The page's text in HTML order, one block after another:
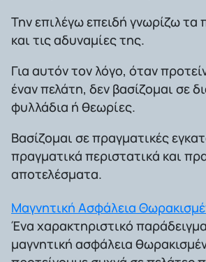
Την επιλέγω επειδή γνωρίζω τα
και τις αδυναμίες της.
Για αυτόν τον λόγο, όταν
έναν πελάτη, δεν βασίζομαι σε
φυλλάδια ή θεωρίες.
Βασίζομαι σε πραγματικές
πραγματικά περιστατικά και
αποτελέσματα.
Μαγνητική Ασφάλεια
Ένα χαρακτηριστικό παράδειγμα
μαγνητική ασφάλεια